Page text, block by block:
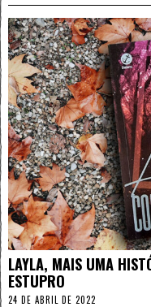
LAYLA, MAIS UMA
ESTUPRO
24 DE ABRIL DE 2022